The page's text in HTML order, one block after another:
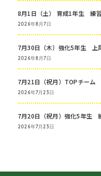
8月1日（土） 育成1年生 練
2026年8月7日
7月30日（木）強化5年生 上
2026年8月7日
7月21日（祝月）TOPチーム
2026年7月23日
7月20日（祝月）強化5年生
2026年7月23日